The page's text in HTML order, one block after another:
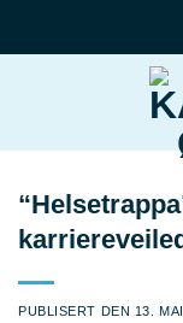
PUBLISERT DEN 13.